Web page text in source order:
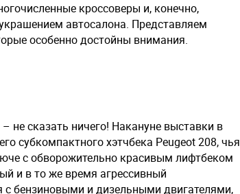
кроссоверы и, конечно,
автосалона. Представляем
особенно достойны внимания.
не сказать ничего! Накануне выставки в
субкомпактного хэтчбека Peugeot 208, чья
с обворожительно красивым лифтбеком
и в то же время агрессивный
с бензиновыми и дизельными двигателями,